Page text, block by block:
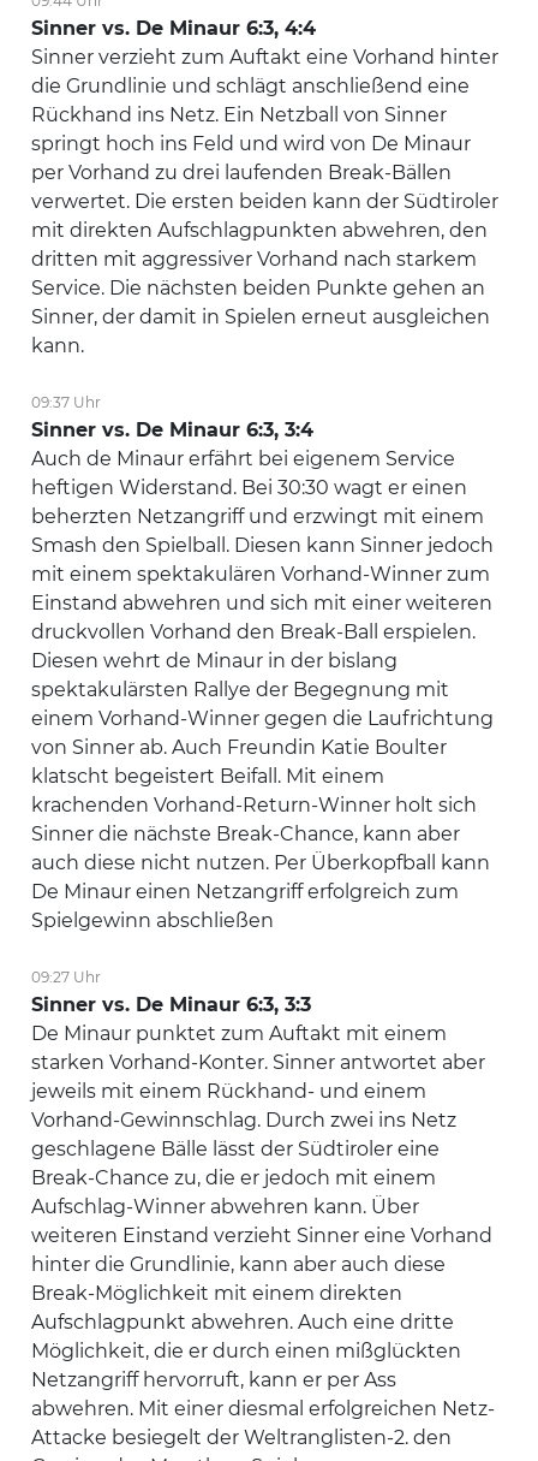
Sinner vs. De Minaur 6:3, 4:4
Sinner verzieht zum Auftakt eine Vorhand hinter
die Grundlinie und schlägt anschließend eine
Rückhand ins Netz. Ein Netzball von Sinner
springt hoch ins Feld und wird von De Minaur
per Vorhand zu drei laufenden Break-Bällen
verwertet. Die ersten beiden kann der Südtiroler
mit direkten Aufschlagpunkten abwehren, den
dritten mit aggressiver Vorhand nach starkem
Service. Die nächsten beiden Punkte gehen an
Sinner, der damit in Spielen erneut ausgleichen
kann.
09:37 Uhr
Sinner vs. De Minaur 6:3, 3:4
Auch de Minaur erfährt bei eigenem Service
heftigen Widerstand. Bei 30:30 wagt er einen
beherzten Netzangriff und erzwingt mit einem
Smash den Spielball. Diesen kann Sinner jedoch
mit einem spektakulären Vorhand-Winner zum
Einstand abwehren und sich mit einer weiteren
druckvollen Vorhand den Break-Ball erspielen.
Diesen wehrt de Minaur in der bislang
spektakulärsten Rallye der Begegnung mit
einem Vorhand-Winner gegen die Laufrichtung
von Sinner ab. Auch Freundin Katie Boulter
klatscht begeistert Beifall. Mit einem
krachenden Vorhand-Return-Winner holt sich
Sinner die nächste Break-Chance, kann aber
auch diese nicht nutzen. Per Überkopfball kann
De Minaur einen Netzangriff erfolgreich zum
Spielgewinn abschließen
09:27 Uhr
Sinner vs. De Minaur 6:3, 3:3
De Minaur punktet zum Auftakt mit einem
starken Vorhand-Konter. Sinner antwortet aber
jeweils mit einem Rückhand- und einem
Vorhand-Gewinnschlag. Durch zwei ins Netz
geschlagene Bälle lässt der Südtiroler eine
Break-Chance zu, die er jedoch mit einem
Aufschlag-Winner abwehren kann. Über
weiteren Einstand verzieht Sinner eine Vorhand
hinter die Grundlinie, kann aber auch diese
Break-Möglichkeit mit einem direkten
Aufschlagpunkt abwehren. Auch eine dritte
Möglichkeit, die er durch einen mißglückten
Netzangriff hervorruft, kann er per Ass
abwehren. Mit einer diesmal erfolgreichen Netz-
Attacke besiegelt der Weltranglisten-2. den